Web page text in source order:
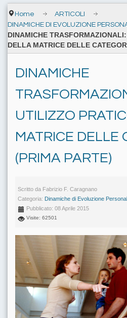
Home
ARTICOLI
DINAMICHE DI EVOLUZIONE
DINAMICHE
DELLA MATRICE DELLE
DINAMICHE
UTILIZZO
MATRICE DELLE
(PRIMA PARTE)
Scritto da Fabrizio F. Caragnano
Categoria: Dinamiche di Evoluzione
Pubblicato: 08 Aprile 2015
Visite: 62501